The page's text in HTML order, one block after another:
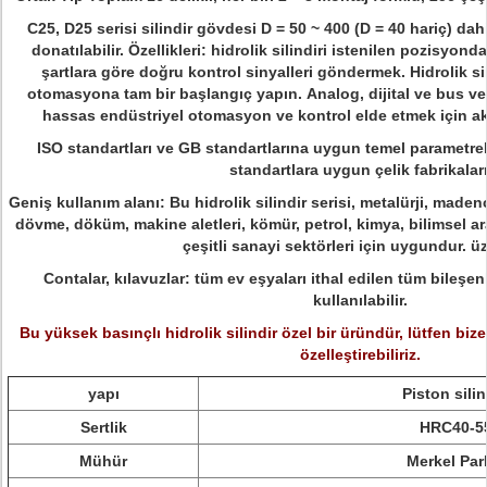
C25, D25 serisi silindir gövdesi D = 50 ~ 400 (D = 40 hariç)
donatılabilir. Özellikleri: hidrolik silindiri istenilen
şartlara göre doğru kontrol sinyalleri göndermek. Hidrolik
otomasyona tam bir başlangıç ​​yapın. Analog, dijital ve bus ve
hassas endüstriyel otomasyon ve kontrol elde etmek için
ISO standartları ve GB standartlarına uygun temel
standartlara uygun çelik
Geniş kullanım alanı: Bu hidrolik silindir serisi, metalürji,
dövme, döküm, makine aletleri, kömür, petrol, kimya, bilimsel
çeşitli sanayi sektörleri için uygundur.
Contalar, kılavuzlar: tüm ev eşyaları ithal edilen tüm
kullanılabilir.
Bu yüksek basınçlı hidrolik silindir özel bir üründür, lütfen
özelleştirebiliriz.
yapı
Piston
Sertlik
HRC40-
Mühür
Merkel